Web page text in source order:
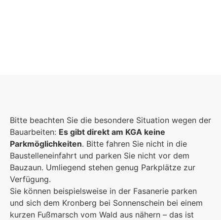
Bitte beachten Sie die besondere Situation wegen der
Bauarbeiten: Es gibt direkt am KGA keine
Parkmöglichkeiten. Bitte fahren Sie nicht in die
Baustelleneinfahrt und parken Sie nicht vor dem
Bauzaun. Umliegend stehen genug Parkplätze zur
Verfügung.
Sie können beispielsweise in der Fasanerie parken
und sich dem Kronberg bei Sonnenschein bei einem
kurzen Fußmarsch vom Wald aus nähern – das ist